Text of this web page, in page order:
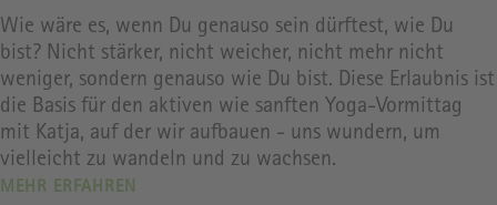
Wie wäre es, wenn Du genauso sein dürftest, wie Du
bist? Nicht stärker, nicht weicher, nicht mehr nicht
weniger, sondern genauso wie Du bist. Diese Erlaubnis ist
die Basis für den aktiven wie sanften Yoga-Vormittag
mit Katja, auf der wir aufbauen - uns wundern, um
vielleicht zu wandeln und zu wachsen.
MEHR ERFAHREN